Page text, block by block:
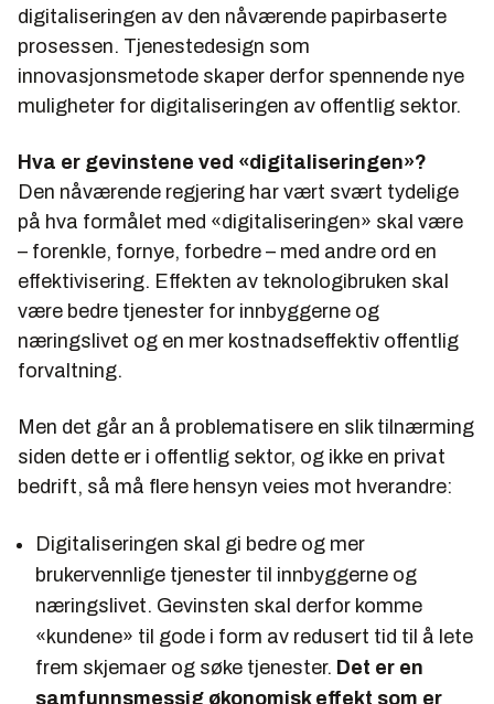
digitaliseringen av den nåværende papirbaserte
prosessen. Tjenestedesign som
innovasjonsmetode skaper derfor spennende nye
muligheter for digitaliseringen av offentlig sektor.
Hva er gevinstene ved «digitaliseringen»?
Den nåværende regjering har vært svært tydelige
på hva formålet med «digitaliseringen» skal være
– forenkle, fornye, forbedre – med andre ord en
effektivisering. Effekten av teknologibruken skal
være bedre tjenester for innbyggerne og
næringslivet og en mer kostnadseffektiv offentlig
forvaltning.
Men det går an å problematisere en slik tilnærming
siden dette er i offentlig sektor, og ikke en privat
bedrift, så må flere hensyn veies mot hverandre:
Digitaliseringen skal gi bedre og mer
brukervennlige tjenester til innbyggerne og
næringslivet. Gevinsten skal derfor komme
«kundene» til gode i form av redusert tid til å lete
frem skjemaer og søke tjenester. Det er en
samfunnsmessig økonomisk effekt som er